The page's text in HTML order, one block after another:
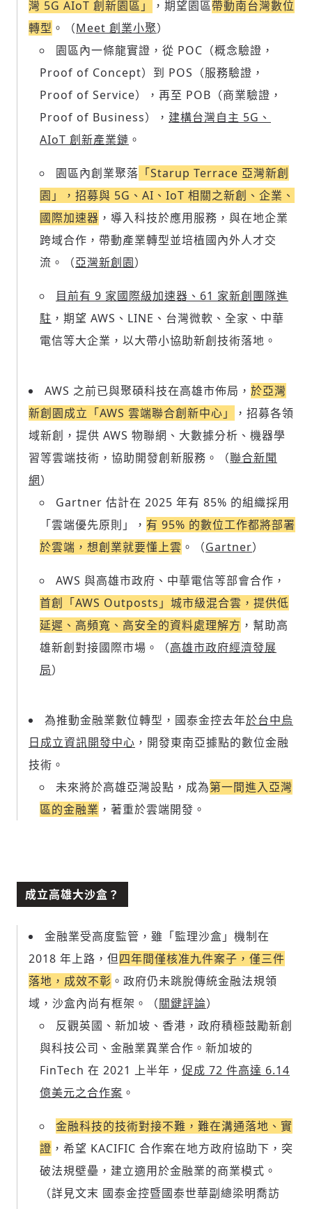
登入或註冊
輸入 Email 驗證碼
(十分鐘內有效)
灣 5G AIoT 創新園區」
，期望園區帶動南台灣數位
轉型 。（Meet 創業小聚）
園區內一條龍實證，從 POC（概念驗證，
Proof of Concept）到 POS（服務驗證，
Proof of Service），再至 POB（商業驗證，
Proof of Business）， 建構台灣自主 5G、
AIoT 創新產業鏈 。
園區內創業聚落 「Starup Terrace 亞灣新創
園」，招募與 5G、AI、IoT 相關之新創、企業、
國際加速器 ，導入科技於應用服務，與在地企業
跨域合作，帶動產業轉型並培植國內外人才交
流。（亞灣新創園）
目前有 9 家國際級加速器、61 家新創團隊進
駐 ，期望 AWS、LINE、台灣微軟、全家、中華
電信等大企業，以大帶小協助新創技術落地。
AWS 之前已與聚碩科技在高雄市佈局， 於亞灣
新創園成立「AWS 雲端聯合創新中心」
，招募各領
域新創，提供 AWS 物聯網、大數據分析、機器學
習等雲端技術，協助開發創新服務。（聯合新聞
網）
Gartner 估計在 2025 年有 85% 的組織採用
「雲端優先原則」， 有 95% 的數位工作都將部署
於雲端，想創業就要懂上雲 。（Gartner）
AWS 與高雄市政府、中華電信等部會合作，
首創「AWS Outposts」城市級混合雲，提供低
延遲、高頻寬、高安全的資料處理解方 ，幫助高
雄新創對接國際市場。（高雄市政府經濟發展
局）
為推動金融業數位轉型，國泰金控去年於台中烏
日成立資訊開發中心 ，開發東南亞據點的數位金融
技術。
未來將於高雄亞灣設點，成為第一間進入亞灣
區的金融業 ，著重於雲端開發。
成立高雄大沙盒？
金融業受高度監管，雖「監理沙盒」機制在
2018 年上路，但四年間僅核准九件案子，僅三件
落地，成效不彰 。政府仍未跳脫傳統金融法規領
域，沙盒內尚有框架。（關鍵評論）
反觀英國、新加坡、香港，政府積極鼓勵新創
與科技公司、金融業異業合作。新加坡的
FinTech 在 2021 上半年， 促成 72 件高達 6.14
億美元之合作案 。
金融科技的技術對接不難，難在溝通落地、實
證 ，希望 KACIFIC 合作案在地方政府協助下，突
破法規壁壘，建立適用於金融業的商業模式。
（詳見文末 國泰金控暨國泰世華副總梁明喬訪